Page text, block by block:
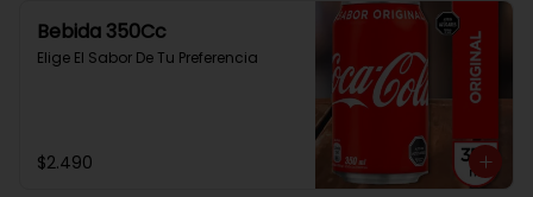
Bebida 350Cc
Elige El Sabor De Tu Preferencia
$2.490